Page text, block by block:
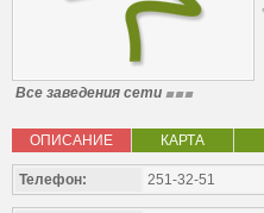
Все заведения сети
ОПИСАНИЕ КАРТА
Телефон: 251-32-51